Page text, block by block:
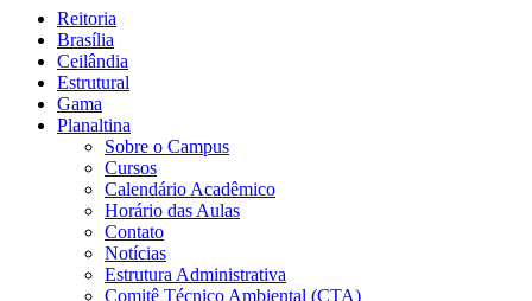
Reitoria
Brasília
Ceilândia
Estrutural
Gama
Planaltina
Sobre o Campus
Cursos
Calendário Acadêmico
Horário das Aulas
Contato
Notícias
Estrutura Administrativa
Comitê Técnico Ambiental (CTA)